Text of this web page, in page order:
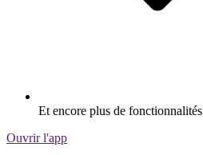
Et encore plus de fonctionnalités
Ouvrir l'app